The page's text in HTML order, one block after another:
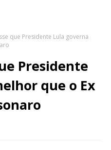
que Presidente Lula governa
Presidente
que o Ex